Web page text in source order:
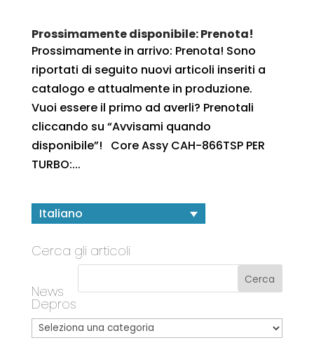
Prossimamente disponibile: Prenota!
Prossimamente in arrivo: Prenota! Sono
riportati di seguito nuovi articoli inseriti a
catalogo e attualmente in produzione.
Vuoi essere il primo ad averli? Prenotali
cliccando su “Avvisami quando
disponibile”! Core Assy CAH-866TSP PER
TURBO:...
Italiano
Cerca gli articoli
News
Depros